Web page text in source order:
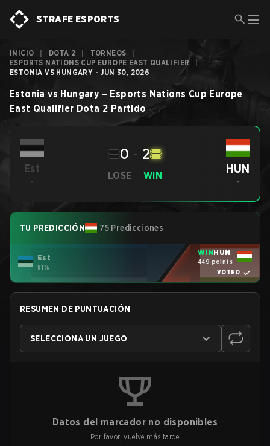
STRAFE ESPORTS
INICIO DOTA 2 TORNEOS
ESPORTS NATIONS CUP EUROPE EAST QUALIFIER
ESTONIA VS HUNGARY - JUN 30, 2026
Estonia vs Hungary – Esports Nations Cup Europe
East Qualifier Dota 2 Partido
Est
-
LOSE
0 - 2
WIN HUN
-
TU PREDICCIÓN 75 Predicciones
Est
81%
WINHUN
449 points
VOTED
RESUMEN DE PUNTUACIÓN
SELECCIONA UN JUEGO
Datos del marcador no disponibles
Por favor, vuelve más tarde